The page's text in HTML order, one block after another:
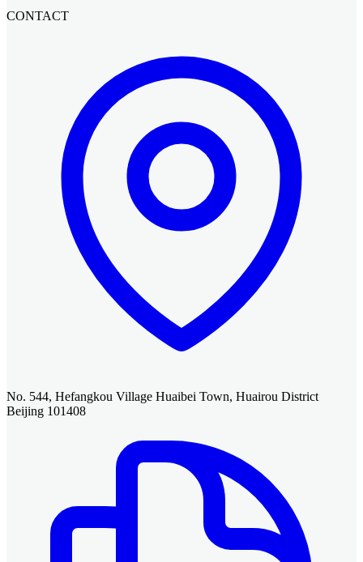
CONTACT
No. 544, Hefangkou Village Huaibei Town, Huairou District
Beijing 101408